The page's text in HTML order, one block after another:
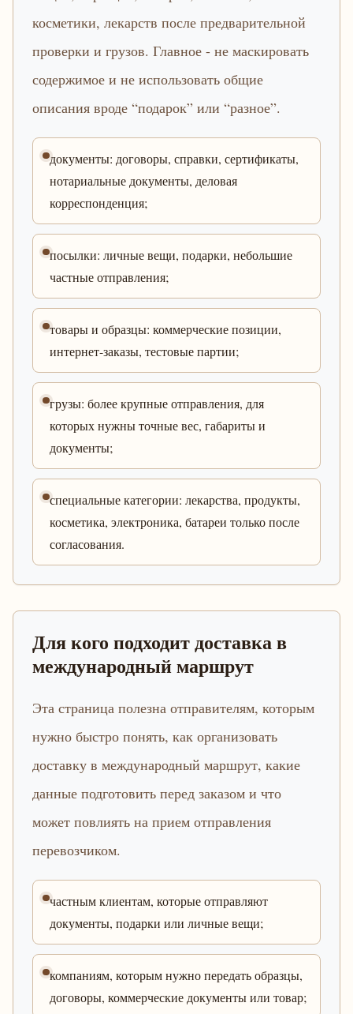
косметики, лекарств после предварительной
проверки и грузов. Главное - не маскировать
содержимое и не использовать общие
описания вроде “подарок” или “разное”.
документы: договоры, справки, сертификаты,
нотариальные документы, деловая
корреспонденция;
посылки: личные вещи, подарки, небольшие
частные отправления;
товары и образцы: коммерческие позиции,
интернет-заказы, тестовые партии;
грузы: более крупные отправления, для
которых нужны точные вес, габариты и
документы;
специальные категории: лекарства, продукты,
косметика, электроника, батареи только после
согласования.
Для кого подходит доставка в
международный маршрут
Эта страница полезна отправителям, которым
нужно быстро понять, как организовать
доставку в международный маршрут, какие
данные подготовить перед заказом и что
может повлиять на прием отправления
перевозчиком.
частным клиентам, которые отправляют
документы, подарки или личные вещи;
компаниям, которым нужно передать образцы,
договоры, коммерческие документы или товар;